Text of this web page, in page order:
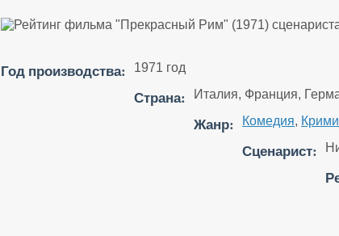
Год производства: 1971 год
Страна: Италия, Франция,
Жанр: Комедия,
Сценарист: